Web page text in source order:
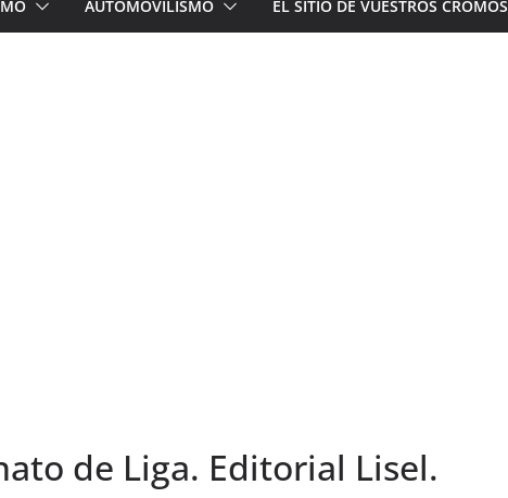
AUTOMOVILISMO EL SITIO DE VUESTROS CROMOS
de Liga. Editorial Lisel.